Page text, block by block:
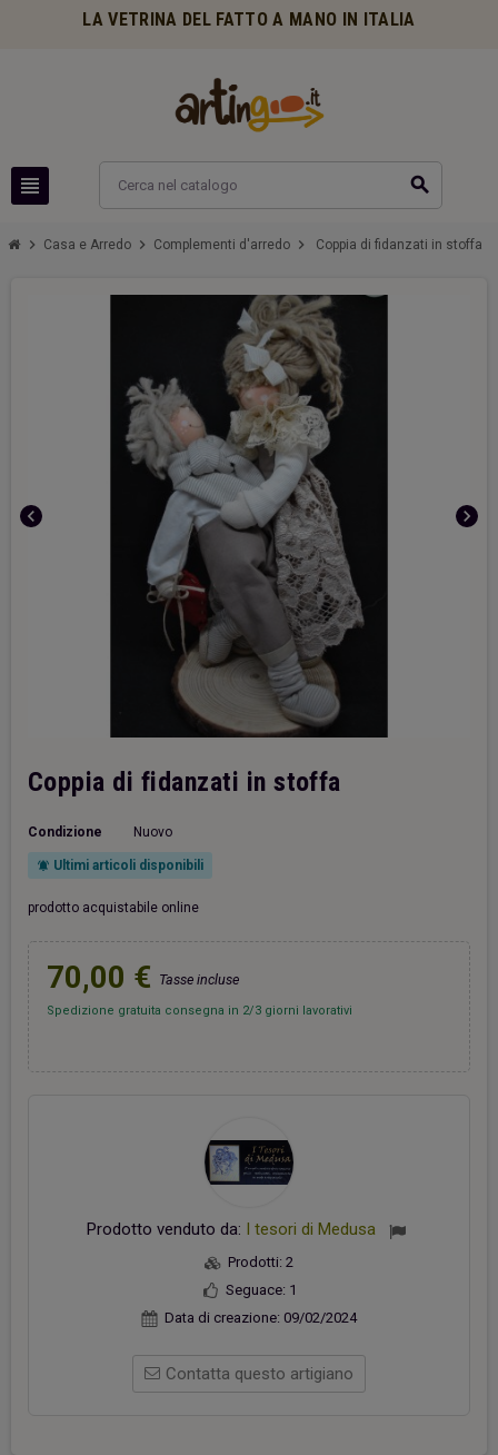
LA VETRINA DEL FATTO A MANO IN ITALIA
view_headline search
chevron_right Casa e Arredo chevron_right Complementi d'arredo chevron_right Coppia di fidanzati in stoffa
chevron_left chevron_right
Coppia di fidanzati in stoffa
Condizione Nuovo
notifications_active Ultimi articoli disponibili
prodotto acquistabile online
70,00 € Tasse incluse
Spedizione gratuita consegna in 2/3 giorni lavorativi
Prodotto venduto da: I tesori di Medusa
Prodotti: 2
Seguace: 1
Data di creazione: 09/02/2024
Contatta questo artigiano